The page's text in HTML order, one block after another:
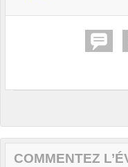
COMMENTEZ